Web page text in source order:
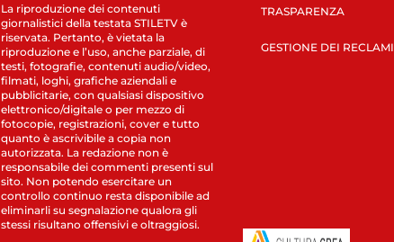
La riproduzione dei contenuti
giornalistici della testata STILETV è
riservata. Pertanto, è vietata la
riproduzione e l’uso, anche parziale, di
testi, fotografie, contenuti audio/video,
filmati, loghi, grafiche aziendali e
pubblicitarie, con qualsiasi dispositivo
elettronico/digitale o per mezzo di
fotocopie, registrazioni, cover e tutto
quanto è ascrivibile a copia non
autorizzata. La redazione non è
responsabile dei commenti presenti sul
sito. Non potendo esercitare un
controllo continuo resta disponibile ad
eliminarli su segnalazione qualora gli
stessi risultano offensivi e oltraggiosi.
TRASPARENZA
GESTIONE DEI RECLAMI